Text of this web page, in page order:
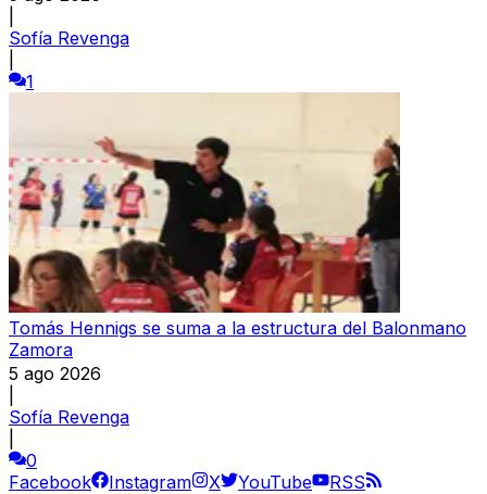
Sofía Revenga
1
Tomás Hennigs se suma a la estructura del Balonmano
Zamora
5 ago 2026
Sofía Revenga
0
Facebook
Instagram X YouTube
RSS